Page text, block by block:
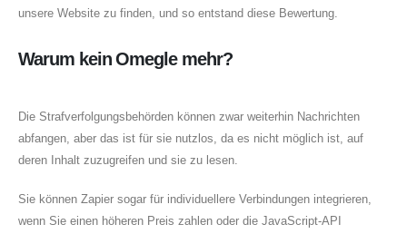
unsere Website zu finden, und so entstand diese Bewertung.
Warum kein Omegle mehr?
Die Strafverfolgungsbehörden können zwar weiterhin Nachrichten
abfangen, aber das ist für sie nutzlos, da es nicht möglich ist, auf
deren Inhalt zuzugreifen und sie zu lesen.
Sie können Zapier sogar für individuellere Verbindungen integrieren,
wenn Sie einen höheren Preis zahlen oder die JavaScript-API